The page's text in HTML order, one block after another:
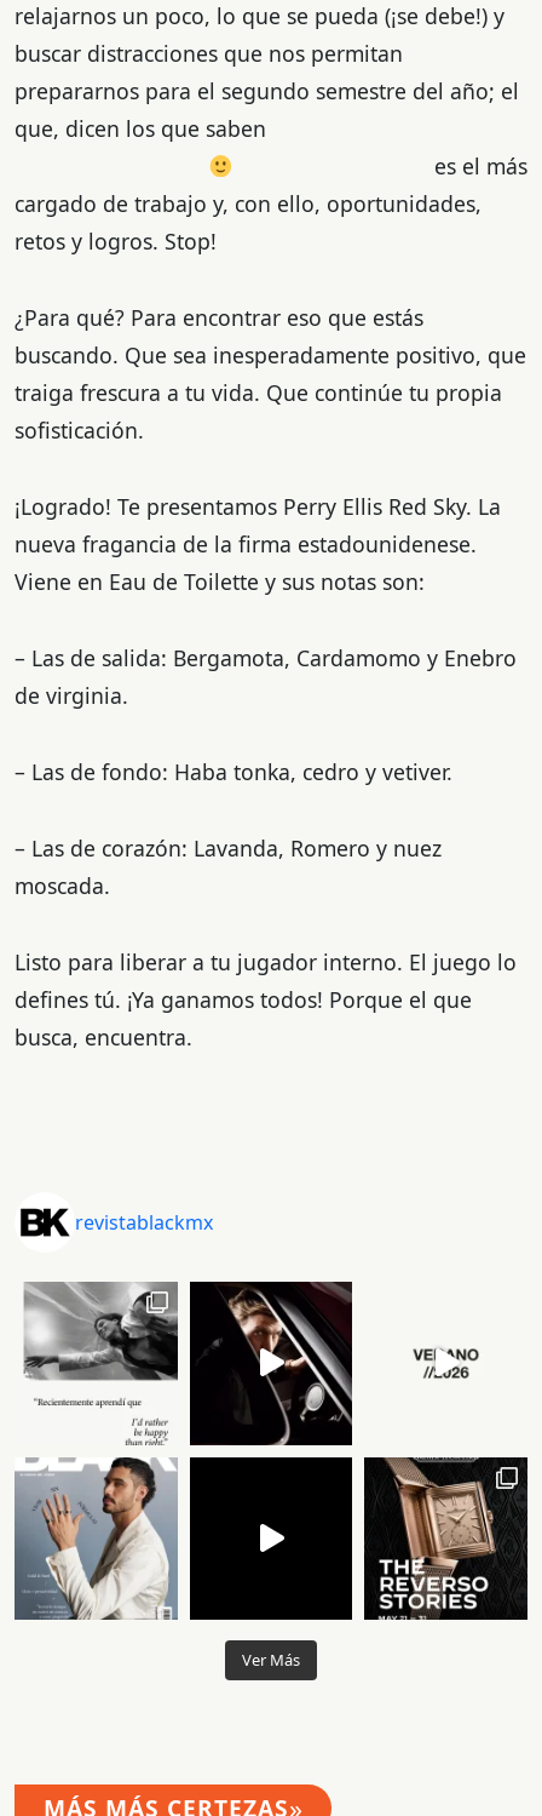
relajarnos un poco, lo que se pueda (¡se debe!) y
buscar distracciones que nos permitan
prepararnos para el segundo semestre del año; el
que, dicen los que saben
es el más
cargado de trabajo y, con ello, oportunidades,
retos y logros. Stop!
¿Para qué? Para encontrar eso que estás
buscando. Que sea inesperadamente positivo, que
traiga frescura a tu vida. Que continúe tu propia
sofisticación.
¡Logrado! Te presentamos Perry Ellis Red Sky. La
nueva fragancia de la firma estadounidenese.
Viene en Eau de Toilette y sus notas son:
– Las de salida: Bergamota, Cardamomo y Enebro
de virginia.
– Las de fondo: Haba tonka, cedro y vetiver.
– Las de corazón: Lavanda, Romero y nuez
moscada.
Listo para liberar a tu jugador interno. El juego lo
defines tú. ¡Ya ganamos todos! Porque el que
busca, encuentra.
revistablackmx
Ver Más
MÁS MÁS CERTEZAS»